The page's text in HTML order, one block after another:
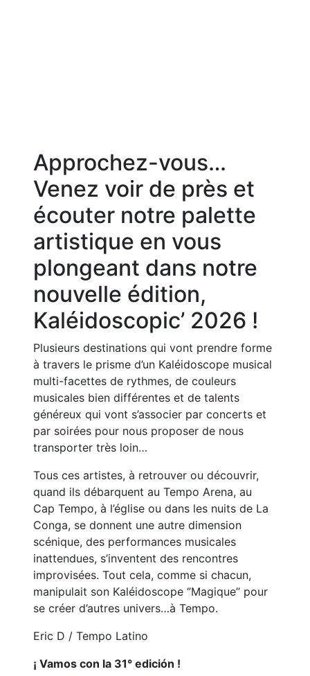
Approchez-vous…
Venez voir de près et
écouter notre palette
artistique en vous
plongeant dans notre
nouvelle édition,
Kaléidoscopic’ 2026 !
Plusieurs destinations qui vont prendre forme
à travers le prisme d’un Kaléidoscope musical
multi-facettes de rythmes, de couleurs
musicales bien différentes et de talents
généreux qui vont s’associer par concerts et
par soirées pour nous proposer de nous
transporter très loin…
Tous ces artistes, à retrouver ou découvrir,
quand ils débarquent au Tempo Arena, au
Cap Tempo, à l’église ou dans les nuits de La
Conga, se donnent une autre dimension
scénique, des performances musicales
inattendues, s’inventent des rencontres
improvisées. Tout cela, comme si chacun,
manipulait son Kaléidoscope ‘’Magique’’ pour
se créer d’autres univers…à Tempo.
Eric D / Tempo Latino
¡ Vamos con la 31° edición !